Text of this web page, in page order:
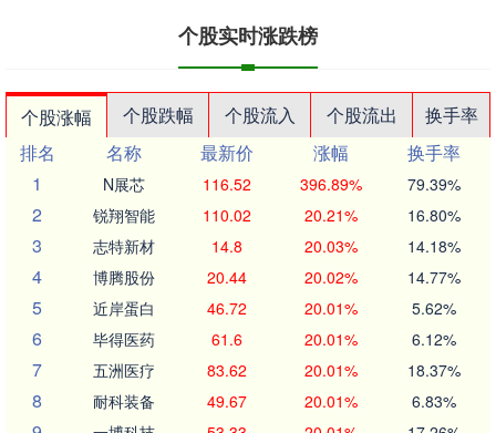
个股实时涨跌榜
个股涨幅 个股跌幅 个股流入 个股流出
换手率
排名
名称 最新价 涨幅
换手率
1
N展芯 116.52 396.89% 79.39%
2 锐翔智能 110.02 20.21% 16.80%
3 志特新材 14.8 20.03% 14.18%
4 博腾股份 20.44 20.02% 14.77%
5 近岸蛋白 46.72 20.01% 5.62%
6 毕得医药 61.6 20.01% 6.12%
7 五洲医疗 83.62 20.01% 18.37%
8 耐科装备 49.67 20.01% 6.83%